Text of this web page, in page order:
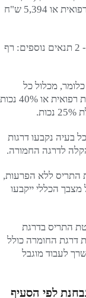
31/12/15 סך של 4,320 ש"ח לבעלי 69% נכות רפואית או 5,394 ש"ח
כדי להיות זכאי לקצבת נכות כללית עליך לעמוד ב- 2 תנאים נוספים: רף
מכלול כל
הבעיות הרפואיות שלך מקנה לך לפחות 60% נכות רפואית או 40% נכות
בעיה נקבעו דרגות
לדרגה החמורה.
התריס ללא הפרעות,
הכללי ייקבעו
התריס בדרגת
דרגת החומרה כולל
לעבוד מוגבל
לפי הסעיף